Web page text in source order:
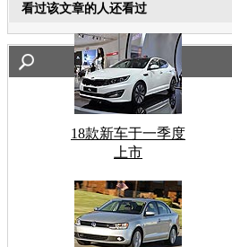
看过该文章的人还看过
18款新车于一季度
上市